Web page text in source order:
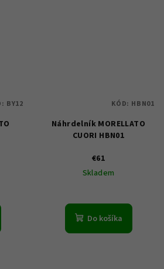
BY12
Náhrdelník MORELLATO
CUORI HBN01
€61
Skladem
Do košíka
KÓD: HBN01